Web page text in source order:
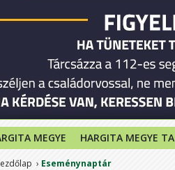
12
MEGYE HARGITA MEGYE
Eseménynaptár